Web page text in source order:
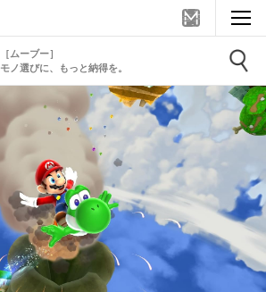
［ムーブー］
モノ選びに、もっと納得を。